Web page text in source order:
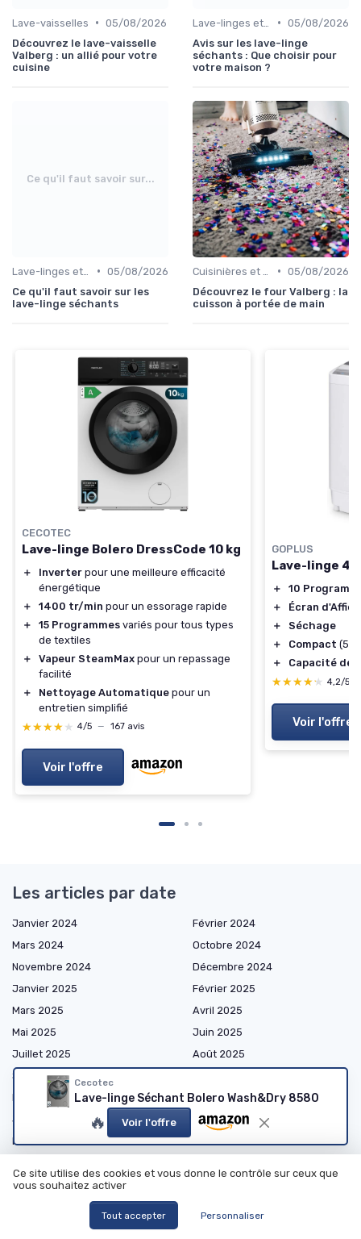
Lave-vaisselles • 05/08/2026
Découvrez le lave-vaisselle
Valberg : un allié pour votre
cuisine
• 05/08/2026
Avis sur les lave-linge
séchants : Que choisir pour
votre maison ?
Ce qu'il faut savoir sur...
• 05/08/2026
Ce qu'il faut savoir sur les
lave-linge séchants
• 05/08/2026
Découvrez le four Valberg : la
cuisson à portée de main
CECOTEC
Lave-linge Bolero DressCode 10 kg
＋ Inverter pour une meilleure efficacité
énergétique
＋
1400 tr/min pour un essorage rapide
＋
15 Programmes variés pour tous types
de textiles
＋
Vapeur SteamMax pour un repassage
facilité
＋
Nettoyage Automatique pour un
entretien simplifié
★★★★★
★★★★★ 4/5 — 167 avis
Voir l'offre
GOPLUS
Lave-linge 4,5
＋
10
＋
Écran
＋
Séchage
＋
Compact (50
＋
Capacité de
★★★★★
★★★★★ 4,2/5
Voir l'offre
Cecotec
Lave-linge Séchant Bolero Wash&Dry 8580
🔥 Voir l'offre
Les articles par date
Janvier 2024
Février 2024
Mars 2024
Octobre 2024
Novembre 2024
Décembre 2024
Janvier 2025
Février 2025
Mars 2025
Avril 2025
Mai 2025
Juin 2025
Juillet 2025
Août 2025
Septembre 2025
Novembre 2025
Décembre 2025
Janvier 2026
Février 2026
Mars 2026
Juillet 2026
Ce site utilise des cookies et vous donne le contrôle sur ceux que
vous souhaitez activer
Tout accepter Personnaliser